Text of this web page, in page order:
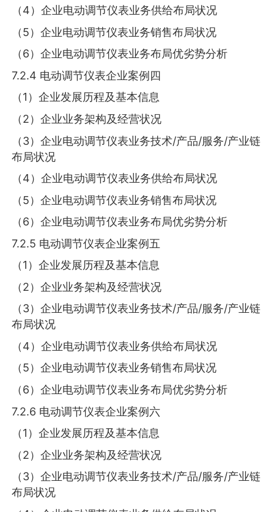
（4）企业电动调节仪表业务供给布局状况
（5）企业电动调节仪表业务销售布局状况
（6）企业电动调节仪表业务布局优劣势分析
7.2.4 电动调节仪表企业案例四
（1）企业发展历程及基本信息
（2）企业业务架构及经营状况
（3）企业电动调节仪表业务技术/产品/服务/产业链
布局状况
（4）企业电动调节仪表业务供给布局状况
（5）企业电动调节仪表业务销售布局状况
（6）企业电动调节仪表业务布局优劣势分析
7.2.5 电动调节仪表企业案例五
（1）企业发展历程及基本信息
（2）企业业务架构及经营状况
（3）企业电动调节仪表业务技术/产品/服务/产业链
布局状况
（4）企业电动调节仪表业务供给布局状况
（5）企业电动调节仪表业务销售布局状况
（6）企业电动调节仪表业务布局优劣势分析
7.2.6 电动调节仪表企业案例六
（1）企业发展历程及基本信息
（2）企业业务架构及经营状况
（3）企业电动调节仪表业务技术/产品/服务/产业链
布局状况